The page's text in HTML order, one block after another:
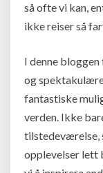
så ofte vi kan,
ikke reiser så
I denne
og
fantastiske
verden. Ikke
tilstedeværelse,
opplevelser lett